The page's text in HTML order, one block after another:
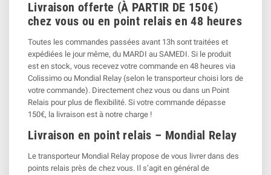
Livraison offerte (À PARTIR DE 150€)
chez vous ou en point relais en 48 heures
Toutes les commandes passées avant 13h sont traitées et
expédiées le jour même, du MARDI au SAMEDI. Si le produit
est en stock, vous recevez votre commande en 48 heures via
Colissimo ou Mondial Relay (selon le transporteur choisi lors de
votre commande). Directement chez vous ou dans un Point
Relais pour plus de flexibilité. Si votre commande dépasse
150€, la livraison est à notre charge !
Livraison en point relais – Mondial Relay
Le transporteur Mondial Relay propose de vous livrer dans des
points relais près de chez vous. Il s’agit en général de